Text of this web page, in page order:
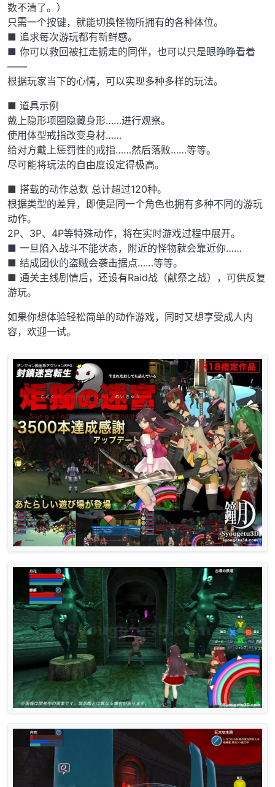
数不清了。）
只需一个按键，就能切换怪物所拥有的各种体位。
■ 追求每次游玩都有新鲜感。
■ 你可以救回被扛走掳走的同伴，也可以只是眼睁睁看着
——
根据玩家当下的心情，可以实现多种多样的玩法。
■ 道具示例
戴上隐形项圈隐藏身形……进行观察。
使用体型戒指改变身材……
给对方戴上惩罚性的戒指……然后落败……等等。
尽可能将玩法的自由度设定得极高。
■ 搭载的动作总数 总计超过120种。
根据类型的差异，即使是同一个角色也拥有多种不同的游玩
动作。
2P、3P、4P等特殊动作，将在实时游戏过程中展开。
■ 一旦陷入战斗不能状态，附近的怪物就会靠近你……
■ 结成团伙的盗贼会袭击据点……等等。
■ 通关主线剧情后，还设有Raid战（献祭之战），可供反复
游玩。
如果你想体验轻松简单的动作游戏，同时又想享受成人内
容，欢迎一试。